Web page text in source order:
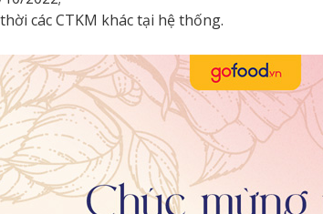
các CTKM khác tại hệ thống.